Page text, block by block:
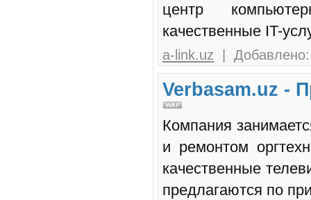
центр
качественные IT-
a-link.uz |
Verbasam.uz -
Компания
и ремонтом
качественные
предлагаются по